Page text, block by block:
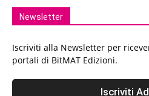
Newsletter
Iscriviti alla Newsletter per
portali di BitMAT Edizioni.